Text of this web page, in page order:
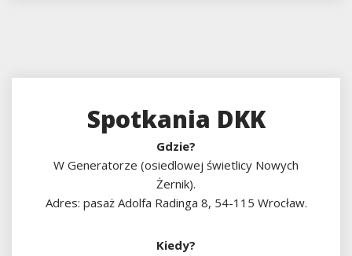
Spotkania DKK
Gdzie?
W Generatorze (osiedlowej świetlicy Nowych
Żernik).
Adres: pasaż Adolfa Radinga 8, 54-115 Wrocław.
Kiedy?